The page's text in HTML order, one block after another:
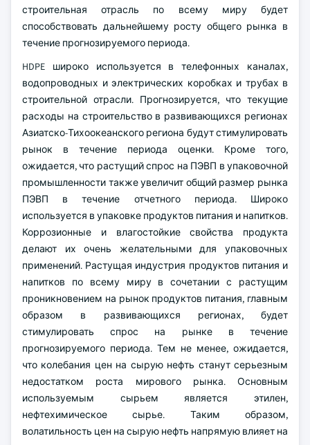
строительная отрасль по всему миру будет
способствовать дальнейшему росту общего рынка в
течение прогнозируемого периода.
HDPE широко используется в телефонных каналах,
водопроводных и электрических коробках и трубах в
строительной отрасли. Прогнозируется, что текущие
расходы на строительство в развивающихся регионах
Азиатско-Тихоокеанского региона будут стимулировать
рынок в течение периода оценки. Кроме того,
ожидается, что растущий спрос на ПЭВП в упаковочной
промышленности также увеличит общий размер рынка
ПЭВП в течение отчетного периода. Широко
используется в упаковке продуктов питания и напитков.
Коррозионные и влагостойкие свойства продукта
делают их очень желательными для упаковочных
применений. Растущая индустрия продуктов питания и
напитков по всему миру в сочетании с растущим
проникновением на рынок продуктов питания, главным
образом в развивающихся регионах, будет
стимулировать спрос на рынке в течение
прогнозируемого периода. Тем не менее, ожидается,
что колебания цен на сырую нефть станут серьезным
недостатком роста мирового рынка. Основным
используемым сырьем является этилен,
нефтехимическое сырье. Таким образом,
волатильность цен на сырую нефть напрямую влияет на